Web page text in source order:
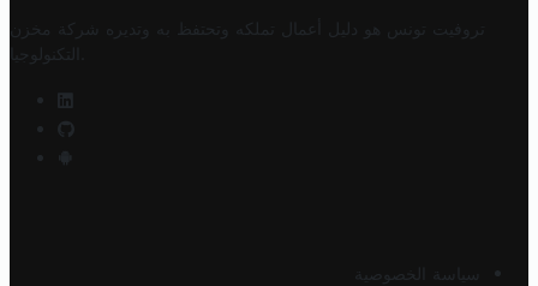
تروفيت تونس هو دليل أعمال تملكه وتحتفظ به وتديره
شركة مخزن
التكنولوجيا
سياسة الخصوصية